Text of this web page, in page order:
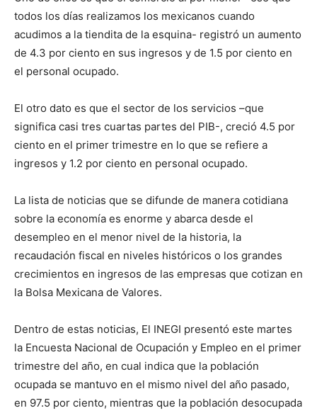
todos los días realizamos los mexicanos cuando
acudimos a la tiendita de la esquina- registró un aumento
de 4.3 por ciento en sus ingresos y de 1.5 por ciento en
el personal ocupado.
El otro dato es que el sector de los servicios –que
significa casi tres cuartas partes del PIB-, creció 4.5 por
ciento en el primer trimestre en lo que se refiere a
ingresos y 1.2 por ciento en personal ocupado.
La lista de noticias que se difunde de manera cotidiana
sobre la economía es enorme y abarca desde el
desempleo en el menor nivel de la historia, la
recaudación fiscal en niveles históricos o los grandes
crecimientos en ingresos de las empresas que cotizan en
la Bolsa Mexicana de Valores.
Dentro de estas noticias, El INEGI presentó este martes
la Encuesta Nacional de Ocupación y Empleo en el primer
trimestre del año, en cual indica que la población
ocupada se mantuvo en el mismo nivel del año pasado,
en 97.5 por ciento, mientras que la población desocupada